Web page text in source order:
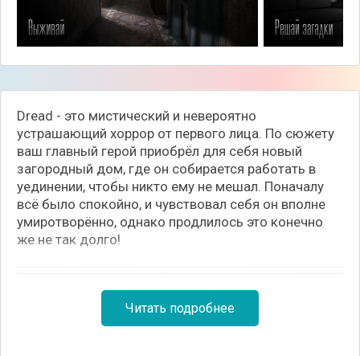
Dread - это мистический и невероятно
устрашающий хоррор от первого лица. По сюжету
ваш главный герой приобрёл для себя новый
загородный дом, где он собирается работать в
уединении, чтобы никто ему не мешал. Поначалу
всё было спокойно, и чувствовал себя он вполне
умиротворённо, однако продлилось это конечно
же не так долго!
Читать подробнее